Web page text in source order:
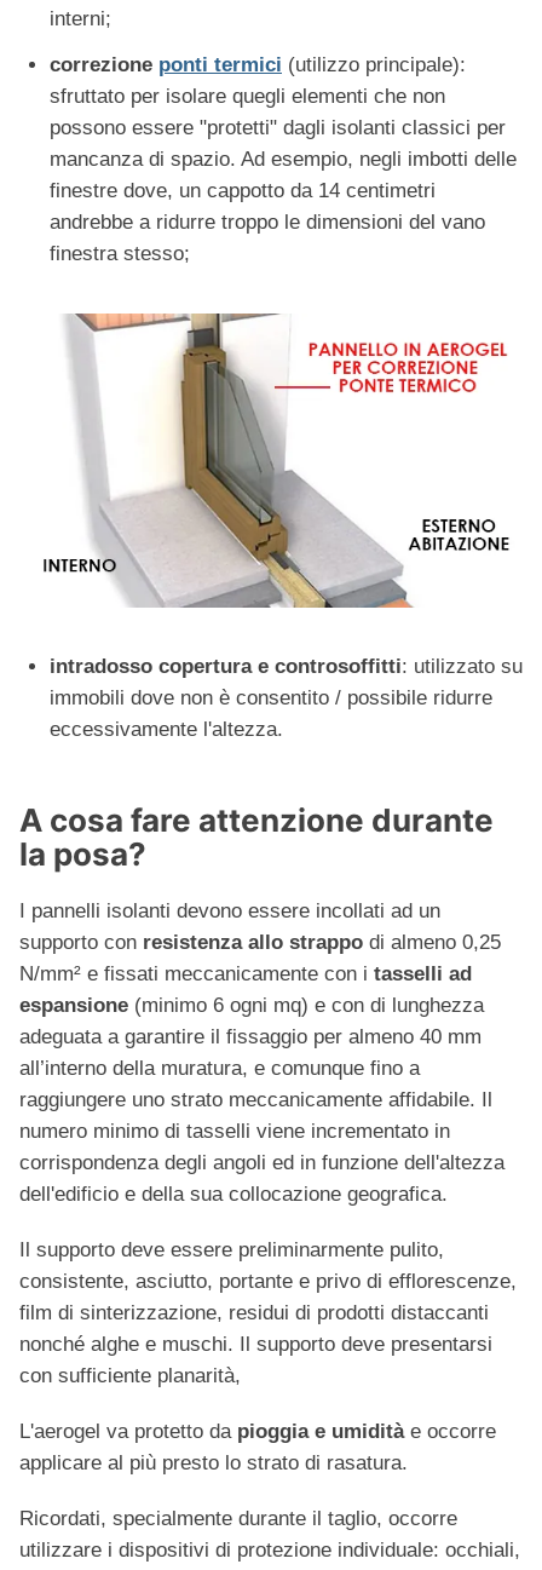
interni;
correzione ponti termici (utilizzo principale):
sfruttato per isolare quegli elementi che non
possono essere "protetti" dagli isolanti classici per
mancanza di spazio. Ad esempio, negli imbotti delle
finestre dove, un cappotto da 14 centimetri
andrebbe a ridurre troppo le dimensioni del vano
finestra stesso;
intradosso copertura e controsoffitti: utilizzato su
immobili dove non è consentito / possibile ridurre
eccessivamente l'altezza.
A cosa fare attenzione durante
la posa?
I pannelli isolanti devono essere incollati ad un
supporto con resistenza allo strappo di almeno 0,25
N/mm² e fissati meccanicamente con i tasselli ad
espansione (minimo 6 ogni mq) e con di lunghezza
adeguata a garantire il fissaggio per almeno 40 mm
all’interno della muratura, e comunque fino a
raggiungere uno strato meccanicamente affidabile. Il
numero minimo di tasselli viene incrementato in
corrispondenza degli angoli ed in funzione dell'altezza
dell'edificio e della sua collocazione geografica.
Il supporto deve essere preliminarmente pulito,
consistente, asciutto, portante e privo di efflorescenze,
film di sinterizzazione, residui di prodotti distaccanti
nonché alghe e muschi. Il supporto deve presentarsi
con sufficiente planarità,
L'aerogel va protetto da pioggia e umiditàe occorre
applicare al più presto lo strato di rasatura.
Ricordati, specialmente durante il taglio, occorre
utilizzare i dispositivi di protezione individuale: occhiali,